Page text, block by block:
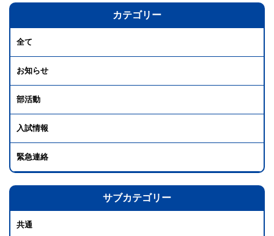
カテゴリー
全て
お知らせ
部活動
入試情報
緊急連絡
サブカテゴリー
共通